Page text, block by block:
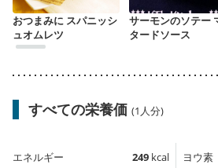
おつまみに スパニッシ
ュオムレツ
サーモンのソテー
タードソース
すべての栄養価 (1人分)
エネルギー 249 kcal
ヨウ素